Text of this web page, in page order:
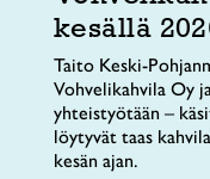
kesällä
Taito Keski-
Vohvelikahvila Oy
yhteistyötään –
löytyvät taas
kesän ajan.